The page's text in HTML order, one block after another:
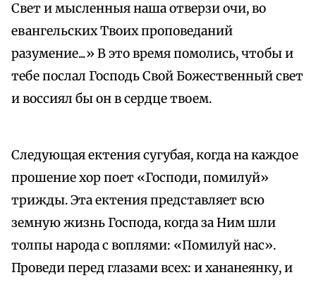
Свет и мысленныя наша отверзи очи, во
евангельских Твоих проповеданий
разумение...» В это время помолись, чтобы и
тебе послал Господь Свой Божественный свет
и воссиял бы он в сердце твоем.
Следующая ектения сугубая, когда на каждое
прошение хор поет «Господи, помилуй»
трижды. Эта ектения представляет всю
земную жизнь Господа, когда за Ним шли
толпы народа с воплями: «Помилуй нас».
Проведи перед глазами всех: и хананеянку, и